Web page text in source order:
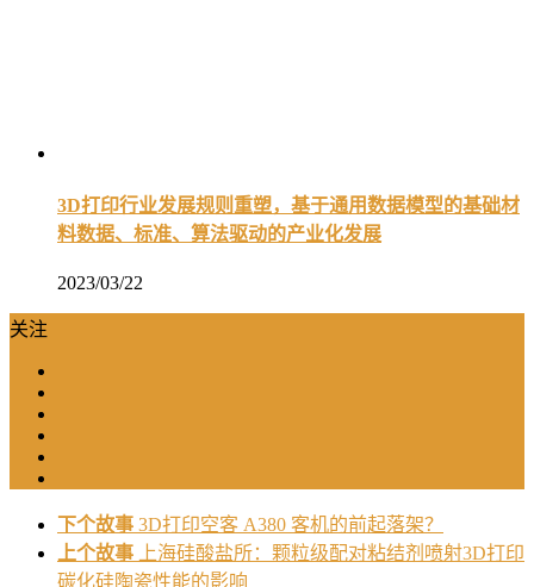
3D打印行业发展规则重塑，基于通用数据模型的基础材
料数据、标准、算法驱动的产业化发展
2023/03/22
关注
下个故事 ​3D打印空客 A380 客机的前起落架？
上个故事
上海硅酸盐所：颗粒级配对粘结剂喷射3D打印
碳化硅陶瓷性能的影响